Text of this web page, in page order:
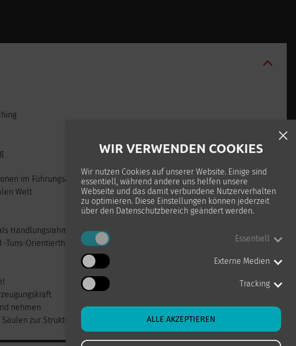
im Führungsalltag bewältigen
Welt
Handlungsrahmen
Tuns-Orientiertheit
nehmen
zur Strukturierung
WIR VERWENDEN COOKIES
Wir nutzen Cookies auf unserer Website. Einige sind
essentiell, während andere uns helfen unsere
Webseite und das damit verbundene Nutzerverhalten
zu optimieren. Diese Einstellungen können jederzeit
über den Datenschutzbereich geändert werden.
Essentiell
Externe Medien
Tracking
ALLE AKZEPTIEREN